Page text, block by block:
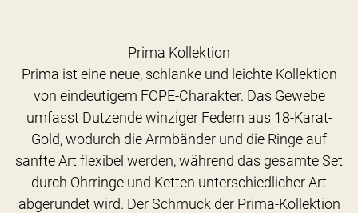
Prima Kollektion
Prima ist eine neue, schlanke und leichte Kollektion
von eindeutigem FOPE-Charakter. Das Gewebe
umfasst Dutzende winziger Federn aus 18-Karat-
Gold, wodurch die Armbänder und die Ringe auf
sanfte Art flexibel werden, während das gesamte Set
durch Ohrringe und Ketten unterschiedlicher Art
abgerundet wird. Der Schmuck der Prima-Kollektion